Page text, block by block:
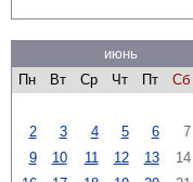
июнь
Пн
Вт Ср Чт Пт Сб
2
3 4 5 6 7
9
10 11 12 13 14